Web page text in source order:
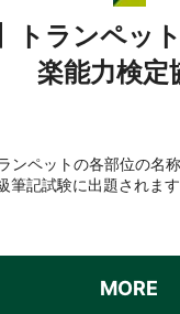
トランペッ
楽能力検定
ンペットの各部位の名
筆記試験に出題され
MORE